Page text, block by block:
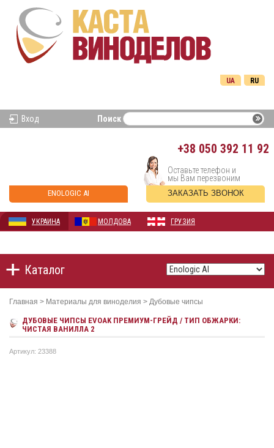
RU
UA
Вход Поиск
+38 050 392 11 92
ENOLOGIC AI
Оставьте телефон и
мы Вам перезвоним
ЗАКАЗАТЬ ЗВОНОК
УКРАИНА МОЛДОВА ГРУЗИЯ
Каталог